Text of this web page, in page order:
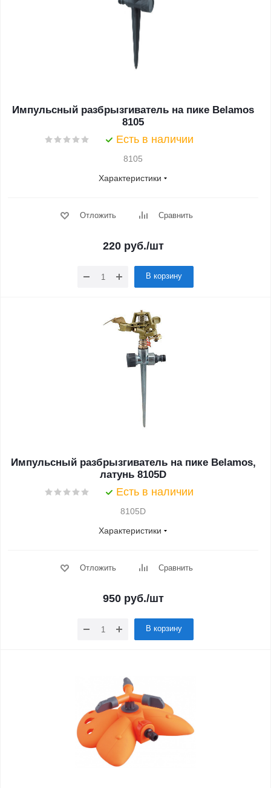
Импульсный разбрызгиватель на пике Belamos
8105
Есть в наличии
8105
Характеристики
Отложить Сравнить
220 руб./шт
В корзину
Импульсный разбрызгиватель на пике Belamos,
латунь 8105D
Есть в наличии
8105D
Характеристики
Отложить Сравнить
950 руб./шт
В корзину